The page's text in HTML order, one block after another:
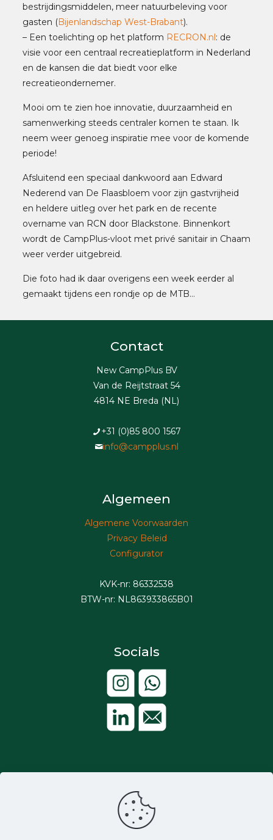
bestrijdingsmiddelen, meer natuurbeleving voor
gasten (Bijenlandschap West-Brabant).
– Een toelichting op het platform RECRON.nl: de
visie voor een centraal recreatieplatform in Nederland
en de kansen die dat biedt voor elke
recreatieondernemer.
Mooi om te zien hoe innovatie, duurzaamheid en
samenwerking steeds centraler komen te staan. Ik
neem weer genoeg inspiratie mee voor de komende
periode!
Afsluitend een speciaal dankwoord aan Edward
Nederend van De Flaasbloem voor zijn gastvrijheid
en heldere uitleg over het park en de recente
overname van RCN door Blackstone. Binnenkort
wordt de CampPlus-vloot met privé sanitair in Chaam
weer verder uitgebreid.
Die foto had ik daar overigens een week eerder al
gemaakt tijdens een rondje op de MTB…
Contact
New CampPlus BV
Van de Reijtstraat 54
4814 NE Breda (NL)
+31 (0)85 800 1567
info@campplus.nl
Algemeen
Algemene Voorwaarden
Privacy Beleid
Configurator
KVK-nr: 86332538
BTW-nr: NL863933865B01
Socials